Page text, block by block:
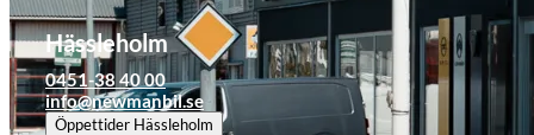
Hässleholm
0451-38 40 00
info@newmanbil.se
Öppettider Hässleholm